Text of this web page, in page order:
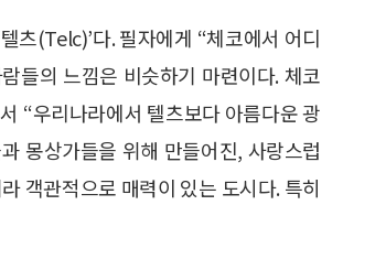
츠(Telc)’다. 필자에게 “체코에서 어디
들의 느낌은 비슷하기 마련이다. 체코
“우리나라에서 텔츠보다 아름다운 광
몽상가들을 위해 만들어진, 사랑스럽
객관적으로 매력이 있는 도시다. 특히